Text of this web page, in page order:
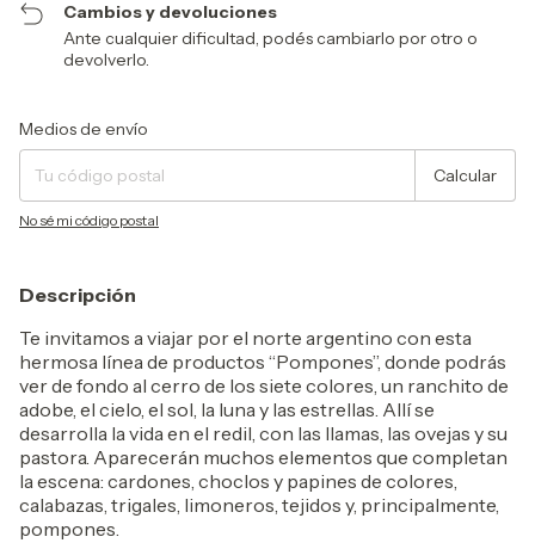
Cambios y devoluciones
Ante cualquier dificultad, podés cambiarlo por otro o
devolverlo.
Entregas para el CP:
Medios de envío
Calcular
No sé mi código postal
Descripción
Te invitamos a viajar por el norte argentino con esta
hermosa línea de productos “Pompones”, donde podrás
ver de fondo al cerro de los siete colores, un ranchito de
adobe, el cielo, el sol, la luna y las estrellas. Allí se
desarrolla la vida en el redil, con las llamas, las ovejas y su
pastora. Aparecerán muchos elementos que completan
la escena: cardones, choclos y papines de colores,
calabazas, trigales, limoneros, tejidos y, principalmente,
pompones.